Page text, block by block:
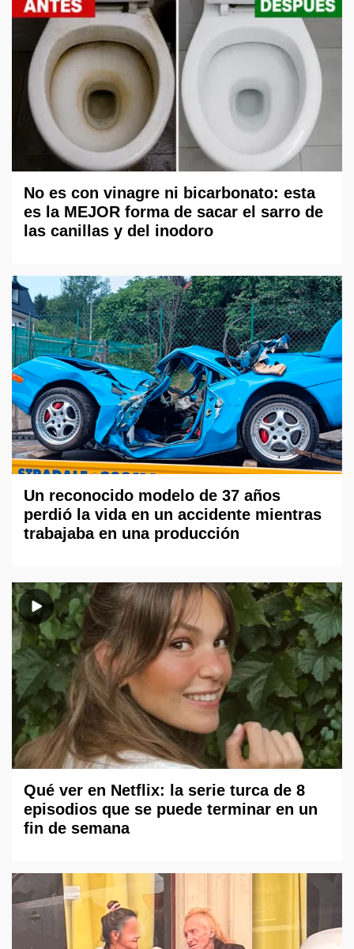
No es con vinagre ni bicarbonato: esta
es la MEJOR forma de sacar el sarro de
las canillas y del inodoro
Un reconocido modelo de 37 años
perdió la vida en un accidente mientras
trabajaba en una producción
Qué ver en Netflix: la serie turca de 8
episodios que se puede terminar en un
fin de semana